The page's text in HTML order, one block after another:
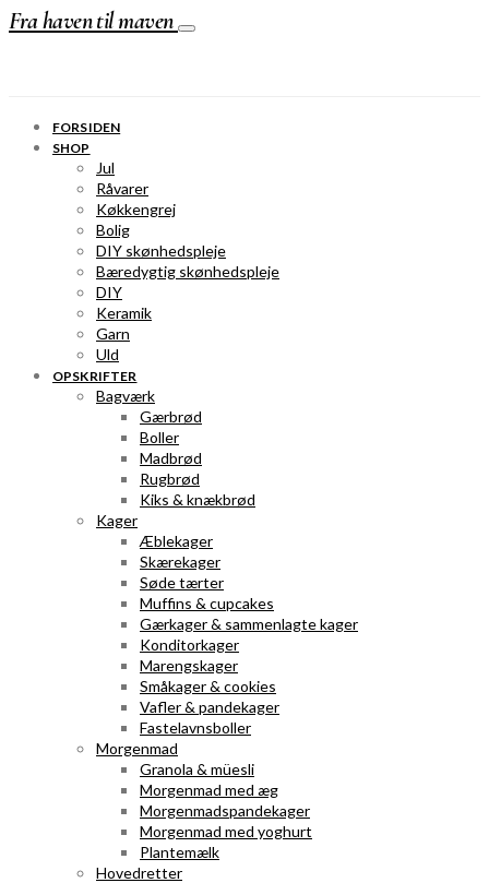
Fra haven til maven
FORSIDEN
SHOP
Jul
Råvarer
Køkkengrej
Bolig
DIY skønhedspleje
Bæredygtig skønhedspleje
DIY
Keramik
Garn
Uld
OPSKRIFTER
Bagværk
Gærbrød
Boller
Madbrød
Rugbrød
Kiks & knækbrød
Kager
Æblekager
Skærekager
Søde tærter
Muffins & cupcakes
Gærkager & sammenlagte kager
Konditorkager
Marengskager
Småkager & cookies
Vafler & pandekager
Fastelavnsboller
Morgenmad
Granola & müesli
Morgenmad med æg
Morgenmadspandekager
Morgenmad med yoghurt
Plantemælk
Hovedretter